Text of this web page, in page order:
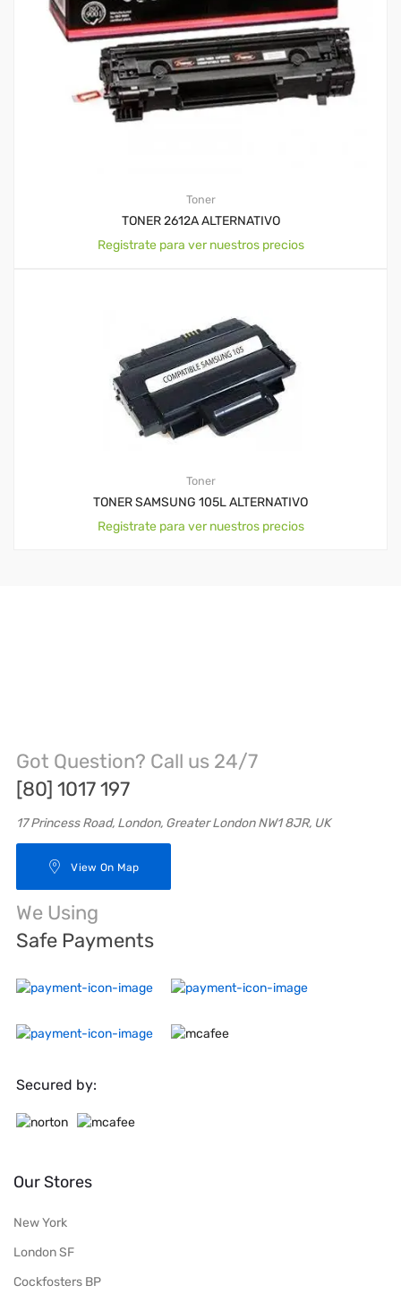
Toner
TONER 2612A ALTERNATIVO
Registrate para ver nuestros precios
Toner
TONER SAMSUNG 105L ALTERNATIVO
Registrate para ver nuestros precios
Got Question? Call us 24/7
[80] 1017 197
17 Princess Road, London, Greater London NW1 8JR, UK
View On Map
We Using
Safe Payments
Secured by:
Our Stores
New York
London SF
Cockfosters BP